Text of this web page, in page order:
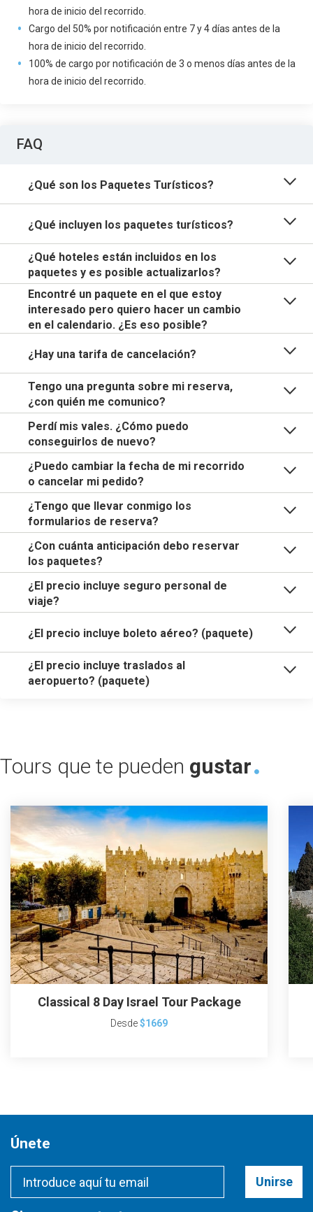
hora de inicio del recorrido.
Cargo del 50% por notificación entre 7 y 4 días antes de la
hora de inicio del recorrido.
100% de cargo por notificación de 3 o menos días antes de la
hora de inicio del recorrido.
FAQ
¿Qué son los Paquetes Turísticos?
¿Qué incluyen los paquetes turísticos?
¿Qué hoteles están incluidos en los
paquetes y es posible actualizarlos?
Encontré un paquete en el que estoy
interesado pero quiero hacer un cambio
en el calendario. ¿Es eso posible?
¿Hay una tarifa de cancelación?
Tengo una pregunta sobre mi reserva,
¿con quién me comunico?
Perdí mis vales. ¿Cómo puedo
conseguirlos de nuevo?
¿Puedo cambiar la fecha de mi recorrido
o cancelar mi pedido?
¿Tengo que llevar conmigo los
formularios de reserva?
¿Con cuánta anticipación debo reservar
los paquetes?
¿El precio incluye seguro personal de
viaje?
¿El precio incluye boleto aéreo? (paquete)
¿El precio incluye traslados al
aeropuerto? (paquete)
Tours que te pueden gustar
Classical 8 Day Israel Tour Package
Desde$1669
Únete
Unirse